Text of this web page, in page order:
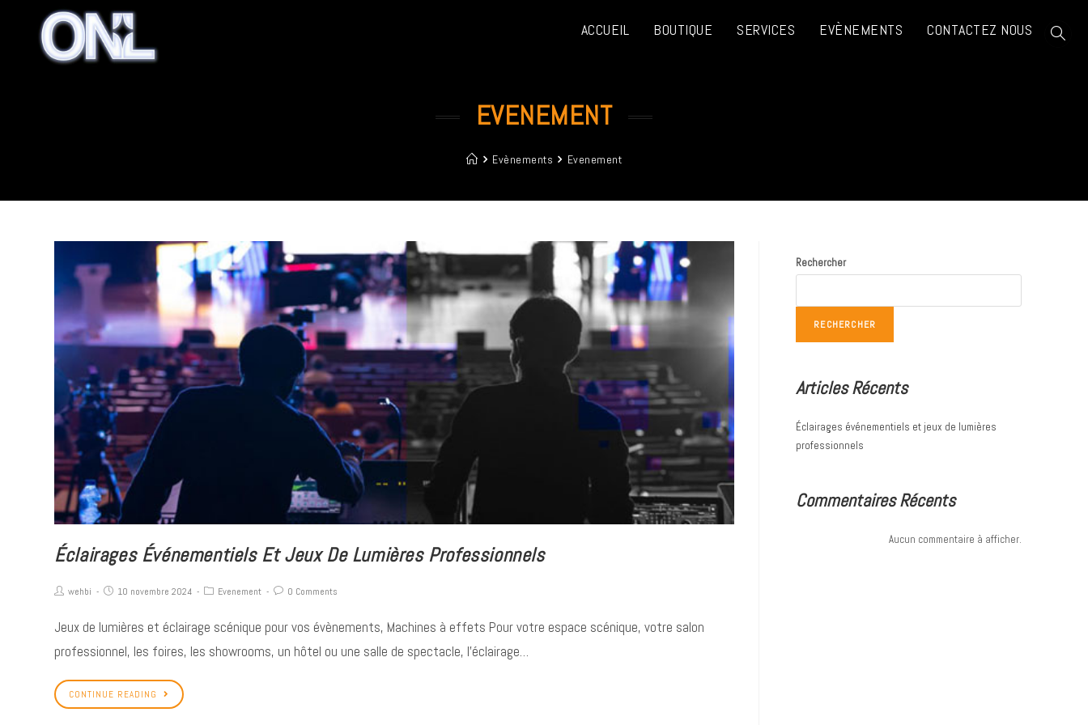
ACCUEIL BOUTIQUE SERVICES EVÈNEMENTS CONTACTEZ NOUS
EVENEMENT
Evènements Evenement
Éclairages Événementiels Et Jeux De Lumières Professionnels
wehbi 10 novembre 2024 Evenement 0 Comments
Jeux de lumières et éclairage scénique pour vos évènements, Machines à effets Pour votre espace scénique, votre salon
professionnel, les foires, les showrooms, un hôtel ou une salle de spectacle, l'éclairage…
CONTINUE READING
Rechercher
RECHERCHER
Articles Récents
Éclairages événementiels et jeux de lumières
professionnels
Commentaires Récents
Aucun commentaire à afficher.
Facebook Instagram
CATÉGORIE DE PRODUITS
Lampe Led décorative
NOS SERVICES